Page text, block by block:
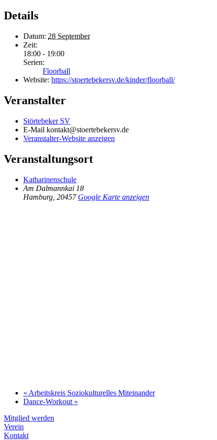
Details
Datum: 28 September
Zeit:
18:00 - 19:00
Serien:
Floorball
Website: https://stoertebekersv.de/kinder/floorball/
Veranstalter
Störtebeker SV
E-Mail kontakt@stoertebekersv.de
Veranstalter-Website anzeigen
Veranstaltungsort
Katharinenschule
Am Dalmannkai 18
Hamburg 20457 Google Karte anzeigen
« Arbeitskreis Soziokulturelles Miteinander
Dance-Workout »
Mitglied werden
Verein
Kontakt